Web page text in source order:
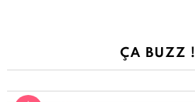
ÇA BUZZ !